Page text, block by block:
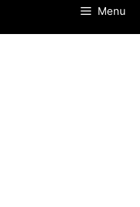
Menu